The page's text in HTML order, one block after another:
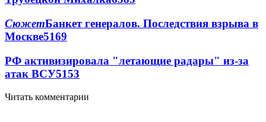
СюжетБанкет генералов. Последствия взрыва в
Москве5169
РФ активизировала "летающие радары" из-за
атак ВСУ5153
Читать комментарии